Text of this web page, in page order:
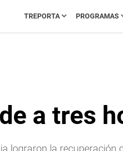
TREPORTA PROGRAMAS
a tres
lograron la